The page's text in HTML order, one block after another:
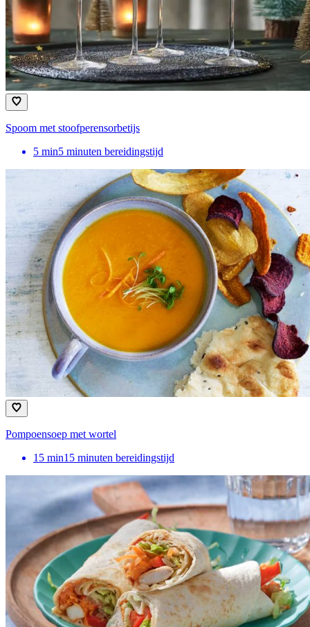
Spoom met stoofperensorbetijs
5 min5 minuten bereidingstijd
Pompoensoep met wortel
15 min15 minuten bereidingstijd